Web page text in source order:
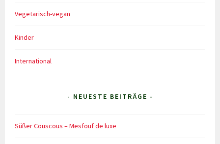
Vegetarisch-vegan
Kinder
International
- NEUESTE BEITRÄGE -
Süßer Couscous – Mesfouf de luxe